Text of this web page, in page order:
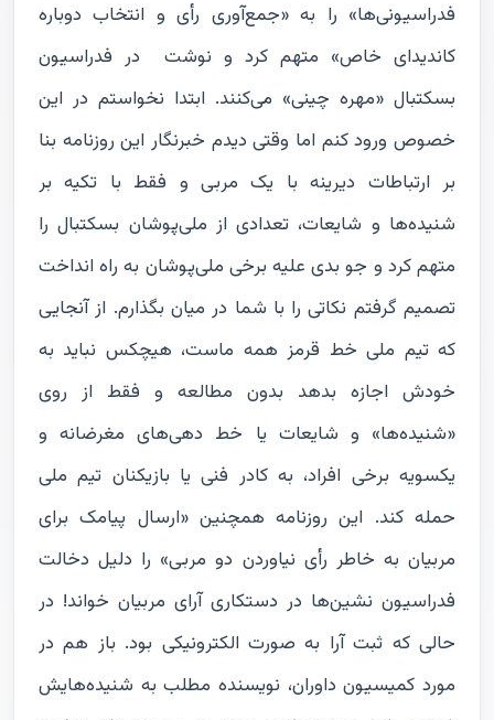
فدراسیونی‌ها» را به «جمع‌آوری رأی و انتخاب دوباره
کاندیدای خاص» متهم کرد و نوشت در فدراسیون
بسکتبال «مهره چینی» می‌کنند. ابتدا نخواستم در این
خصوص ورود کنم اما وقتی دیدم خبرنگار این روزنامه بنا
بر ارتباطات دیرینه با یک مربی و فقط با تکیه بر
شنیده‌ها و شایعات، تعدادی از ملی‌پوشان بسکتبال را
متهم کرد و جو بدی علیه برخی ملی‌پوشان به راه انداخت
تصمیم گرفتم نکاتی را با شما در میان بگذارم. از آنجایی
که تیم ملی خط قرمز همه ماست، هیچکس نباید به
خودش اجازه بدهد بدون مطالعه و فقط از روی
«شنیده‌ها» و شایعات یا خط دهی‌های مغرضانه و
یکسویه برخی افراد، به کادر فنی یا بازیکنان تیم ملی
حمله کند. این روزنامه همچنین «ارسال پیامک برای
مربیان به خاطر رأی نیاوردن دو مربی» را دلیل دخالت
فدراسیون نشین‌ها در دستکاری آرای مربیان خواند! در
حالی که ثبت آرا به صورت الکترونیکی بود. باز هم در
مورد کمیسیون داوران، نویسنده مطلب به شنیده‌هایش